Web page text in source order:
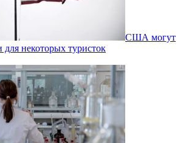
США могут
для некоторых туристок